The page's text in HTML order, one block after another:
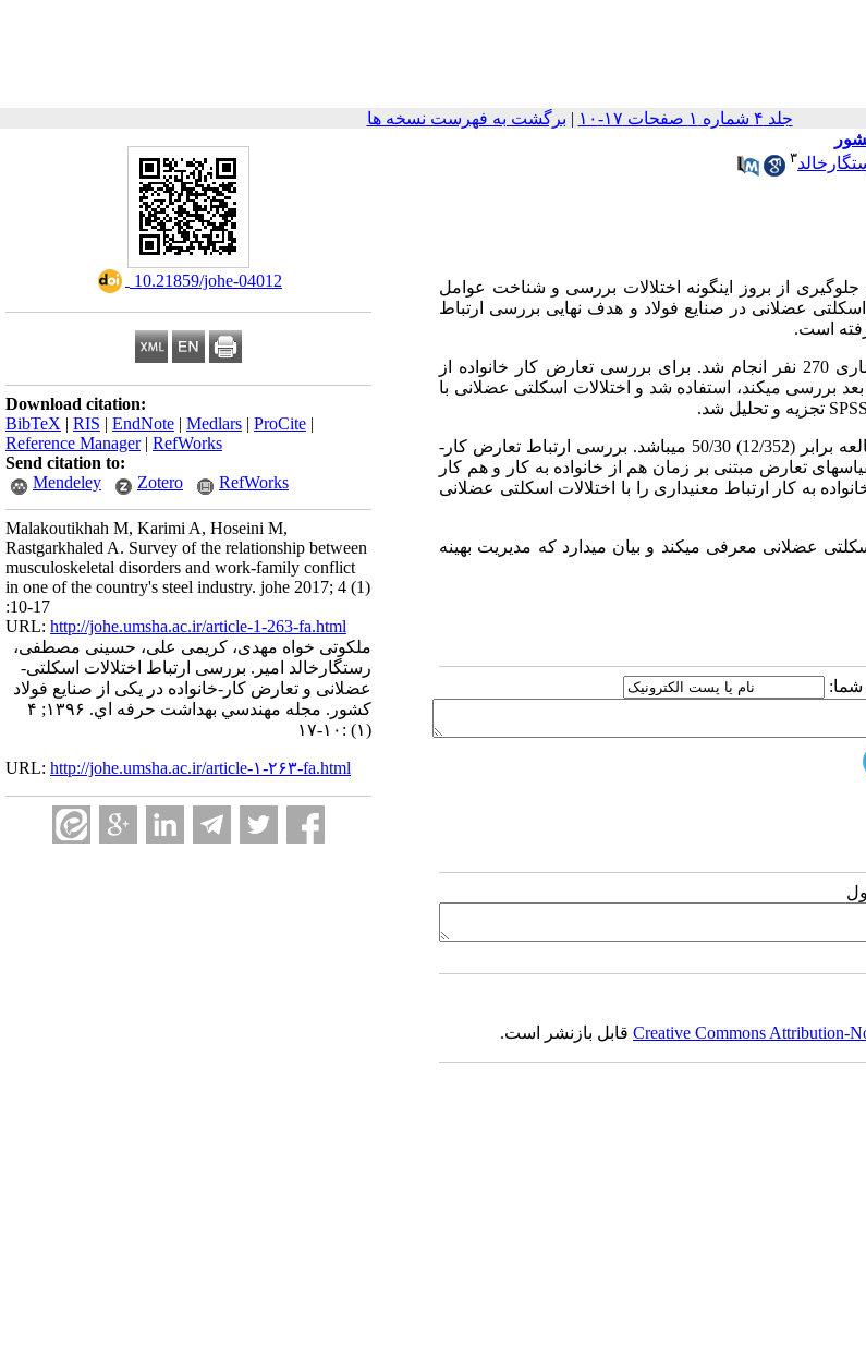
جلد ۴ شماره ۱ صفحات ۱۷-۱۰ | برگشت به فهرست نسخه ها
‎ 10.21859/johe-04012
Download citation:
BibTeX | RIS | EndNote | Medlars | ProCite |
Reference Manager| RefWorks
Send citation to:
Mendeley
Zotero RefWorks
Malakoutikhah M, Karimi A, Hoseini M,
Rastgarkhaled A. Survey of the relationship between
musculoskeletal disorders and work-family conflict
in one of the country's steel industry. johe 2017; 4 (1)
:10-17
URL: http://johe.umsha.ac.ir/article-1-263-fa.html
ملکوتی خواه مهدی، کریمی علی، حسینی مصطفی،
رستگارخالد امیر. بررسی ارتباط اختلالات اسکلتی-
عضلانی و تعارض کار-خانواده در یکی از صنایع فولاد
کشور. مجله مهندسي بهداشت حرفه اي. ۱۳۹۶; ۴
(۱) :۱۰-۱۷
URL: http://johe.umsha.ac.ir/article-۱-۲۶۳-fa.html
۳
از بروز این­گونه اختلالات بررسی و شناخت عوامل
عضلانی در صنایع فولاد و هدف نهایی بررسی ارتباط
است.
این مطالعه در بخش فولادسازی یکی از صنایع فولاد کشور با جامعه آماری 270 نفر انجام شد. برای بررسی تعارض کار خانواده از
بعد بررسی می­کند، استفاده شد و اختلالات اسکلتی عضلانی با
تجزیه و تحلیل شد.
میانگین (انحراف معیار) نمره تعارض کار-خانواده برای کل جامعه مورد مطالعه برابر (12/352) 50/30 می­باشد. بررسی ارتباط تعارض کار-
تعارض مبتنی بر زمان هم از خانواده به کار و هم کار
به کار ارتباط معنی­داری را با اختلالات اسکلتی عضلانی
عضلانی معرفی می­کند و بیان می­دارد که مدیریت بهینه
شما:
Creative Commons Attribution-قابل بازنشر است.